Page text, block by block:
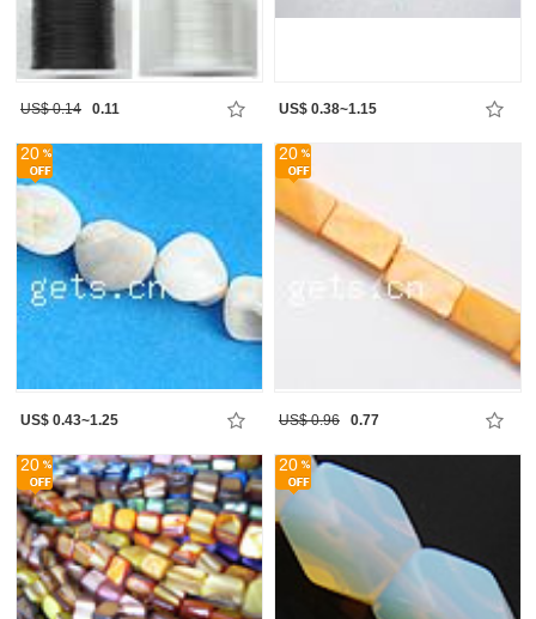
US$ 0.14 0.11 US$ 0.38~1.15
20
US$ 0.43~1.25
20
US$ 0.96 0.77
20 20